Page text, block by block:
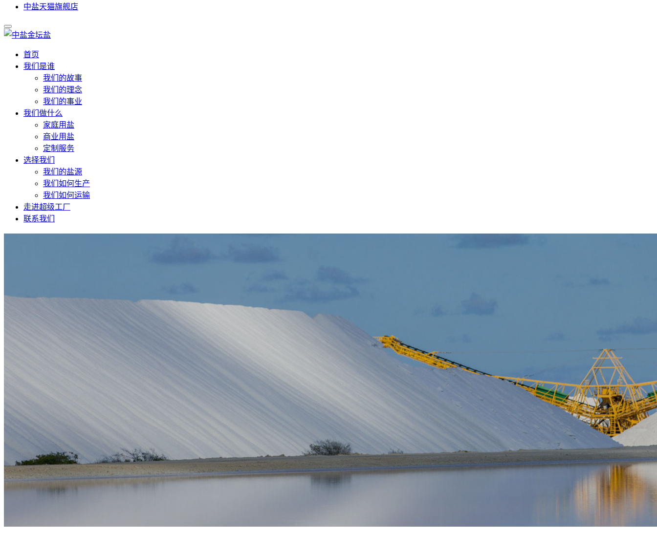
中盐天猫旗舰店
首页
我们是谁
我们的故事
我们的理念
我们的事业
我们做什么
家庭用盐
商业用盐
定制服务
选择我们
我们的盐源
我们如何生产
我们如何运输
走进超级工厂
联系我们